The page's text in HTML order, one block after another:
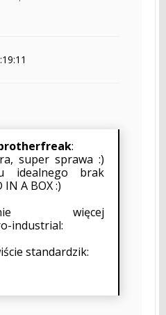
:
super sprawa :)
idealnego brak
A BOX :)
więcej
industrial:
standardzik: